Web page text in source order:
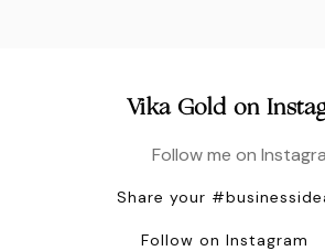
Vika Gold on
Follow me on
Share your
Follow on Instagram